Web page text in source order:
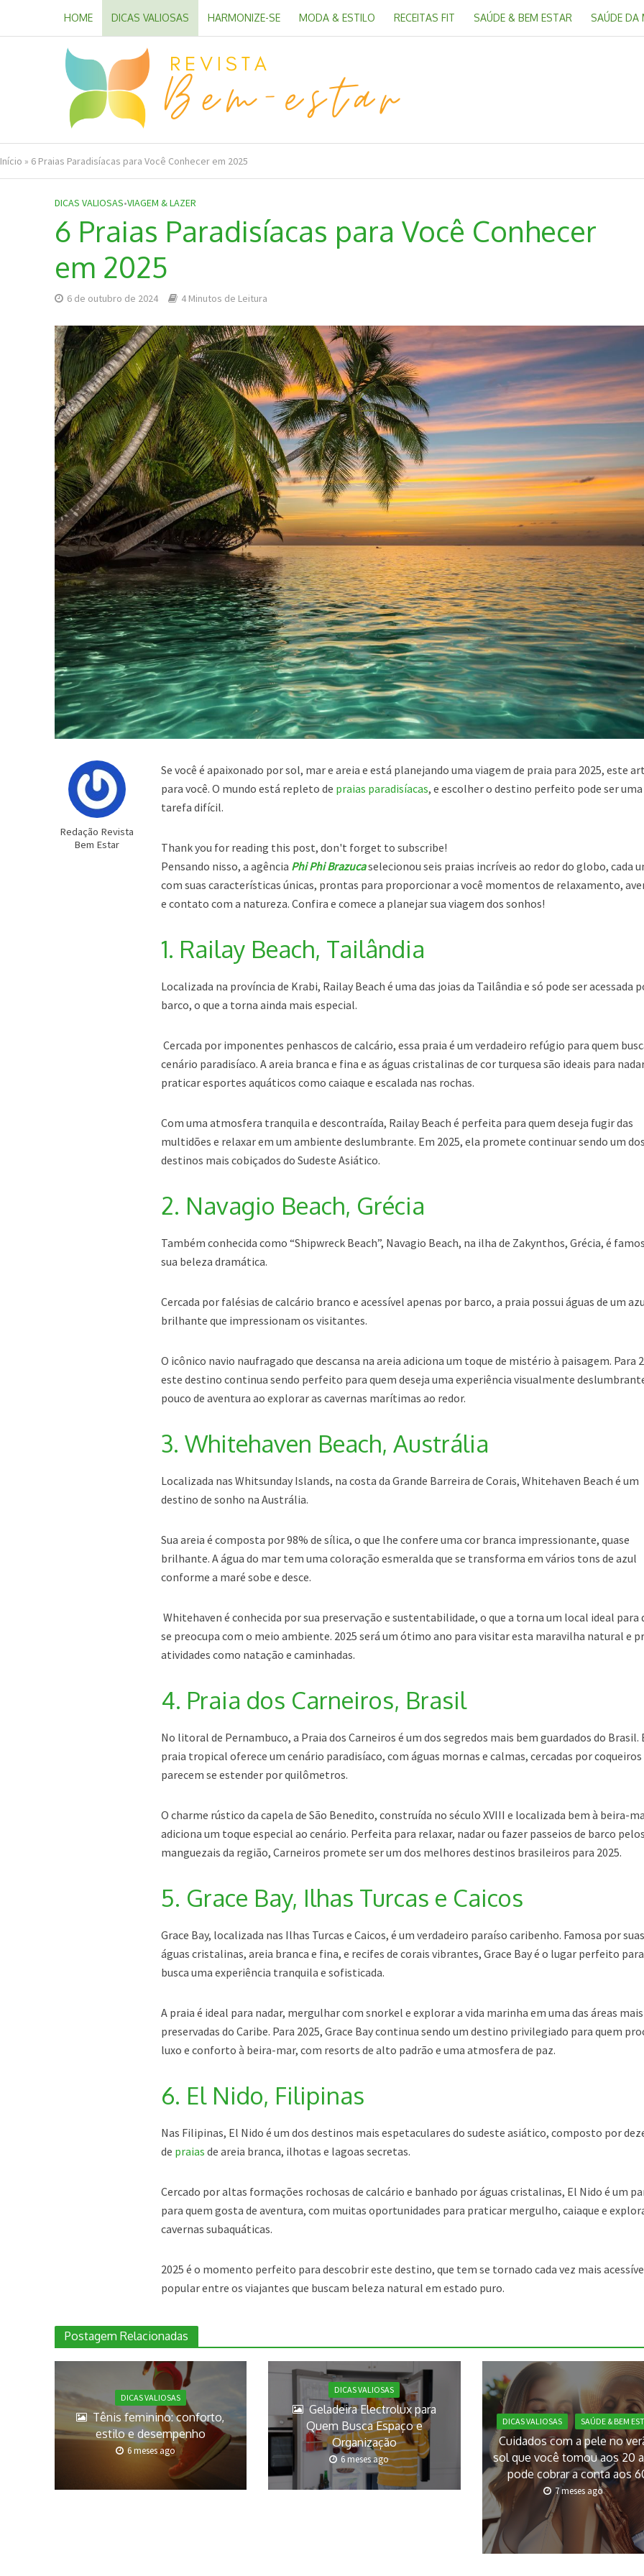
HOME DICAS VALIOSAS HARMONIZE-SE MODA & ESTILO RECEITAS FIT SAÚDE & BEM ESTAR SAÚDE DA
Início » 6 Praias Paradisíacas para Você Conhecer em 2025
DICAS VALIOSAS•VIAGEM & LAZER
6 Praias Paradisíacas para Você Conhecer
em 2025
6 de outubro de 2024 4 Minutos de Leitura
Redação Revista
Bem Estar
Se você é apaixonado por sol, mar e areia e está planejando uma viagem de praia para 2025, este
para você. O mundo está repleto de praias paradisíacas, e escolher o destino perfeito pode ser uma
tarefa difícil.
Thank you for reading this post, don't forget to subscribe!
Pensando nisso, a agência Phi Phi Brazucaselecionou seis praias incríveis ao redor do globo, cada
com suas características únicas, prontas para proporcionar a você momentos de relaxamento,
e contato com a natureza. Confira e comece a planejar sua viagem dos sonhos!
1. Railay Beach, Tailândia
Localizada na província de Krabi, Railay Beach é uma das joias da Tailândia e só pode ser acessada
barco, o que a torna ainda mais especial.
Cercada por imponentes penhascos de calcário, essa praia é um verdadeiro refúgio para quem
cenário paradisíaco. A areia branca e fina e as águas cristalinas de cor turquesa são ideais para
praticar esportes aquáticos como caiaque e escalada nas rochas.
Com uma atmosfera tranquila e descontraída, Railay Beach é perfeita para quem deseja fugir das
multidões e relaxar em um ambiente deslumbrante. Em 2025, ela promete continuar sendo um dos
destinos mais cobiçados do Sudeste Asiático.
2. Navagio Beach, Grécia
Também conhecida como “Shipwreck Beach”, Navagio Beach, na ilha de Zakynthos, Grécia, é
sua beleza dramática.
Cercada por falésias de calcário branco e acessível apenas por barco, a praia possui águas de um
brilhante que impressionam os visitantes.
O icônico navio naufragado que descansa na areia adiciona um toque de mistério à paisagem. Para
este destino continua sendo perfeito para quem deseja uma experiência visualmente
pouco de aventura ao explorar as cavernas marítimas ao redor.
3. Whitehaven Beach, Austrália
Localizada nas Whitsunday Islands, na costa da Grande Barreira de Corais, Whitehaven Beach é um
destino de sonho na Austrália.
Sua areia é composta por 98% de sílica, o que lhe confere uma cor branca impressionante, quase
brilhante. A água do mar tem uma coloração esmeralda que se transforma em vários tons de azul
conforme a maré sobe e desce.
Whitehaven é conhecida por sua preservação e sustentabilidade, o que a torna um local ideal para
se preocupa com o meio ambiente. 2025 será um ótimo ano para visitar esta maravilha natural e
atividades como natação e caminhadas.
4. Praia dos Carneiros, Brasil
No litoral de Pernambuco, a Praia dos Carneiros é um dos segredos mais bem guardados do Brasil.
praia tropical oferece um cenário paradisíaco, com águas mornas e calmas, cercadas por coqueiros
parecem se estender por quilômetros.
O charme rústico da capela de São Benedito, construída no século XVIII e localizada bem à beira-
adiciona um toque especial ao cenário. Perfeita para relaxar, nadar ou fazer passeios de barco
manguezais da região, Carneiros promete ser um dos melhores destinos brasileiros para 2025.
5. Grace Bay, Ilhas Turcas e Caicos
Grace Bay, localizada nas Ilhas Turcas e Caicos, é um verdadeiro paraíso caribenho. Famosa por suas
águas cristalinas, areia branca e fina, e recifes de corais vibrantes, Grace Bay é o lugar perfeito
busca uma experiência tranquila e sofisticada.
A praia é ideal para nadar, mergulhar com snorkel e explorar a vida marinha em uma das áreas mais
preservadas do Caribe. Para 2025, Grace Bay continua sendo um destino privilegiado para quem
luxo e conforto à beira-mar, com resorts de alto padrão e uma atmosfera de paz.
6. El Nido, Filipinas
Nas Filipinas, El Nido é um dos destinos mais espetaculares do sudeste asiático, composto por
de praias de areia branca, ilhotas e lagoas secretas.
Cercado por altas formações rochosas de calcário e banhado por águas cristalinas, El Nido é um
para quem gosta de aventura, com muitas oportunidades para praticar mergulho, caiaque e
cavernas subaquáticas.
2025 é o momento perfeito para descobrir este destino, que tem se tornado cada vez mais
popular entre os viajantes que buscam beleza natural em estado puro.
Postagem Relacionadas
DICAS VALIOSAS
Tênis feminino: conforto,
estilo e desempenho
6 meses ago
DICAS VALIOSAS
Geladeira Electrolux para
Quem Busca Espaço e
Organização
6 meses ago
DICAS VALIOSAS SAÚDE & BEM
Cuidados com a pele no
sol que você tomou aos 20
pode cobrar a conta aos
7 meses ago